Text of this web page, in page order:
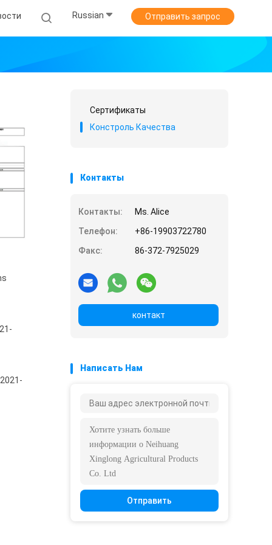
Russian Отправить запрос
Сертификаты
Констроль Качества
Контакты
Контакты:
Ms. Alice
Телефон:
+86-19903722780
Факс:
86-372-7925029
контакт
Написать Нам
Отправить